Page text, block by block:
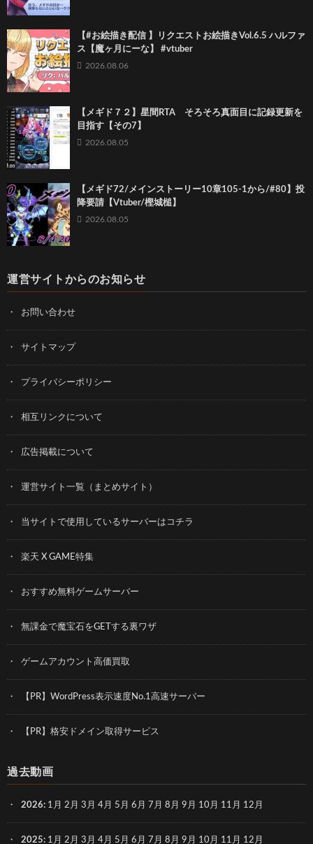
【#お絵描き配信 】リクエストお絵描きVol.6.5 ハルファ
ス【魔ヶ月にーな】 #vtuber
2026.08.06
【メギド７２】星間RTA そろそろ真面目に記録更新を
目指す【その7】
2026.08.05
【メギド72/メインストーリー10章105-1から/#80】投
降要請【Vtuber/樫城槌】
2026.08.05
運営サイトからのお知らせ
お問い合わせ
サイトマップ
プライバシーポリシー
相互リンクについて
広告掲載について
運営サイト一覧（まとめサイト）
当サイトで使用しているサーバーはコチラ
楽天 X GAME特集
おすすめ無料ゲームサーバー
無課金で魔宝石をGETする裏ワザ
ゲームアカウント高価買取
【PR】WordPress表示速度No.1高速サーバー
【PR】格安ドメイン取得サービス
過去動画
2026: 1月 2月 3月 4月 5月 6月 7月 8月 9月 10月 11月 12月
2025: 1月 2月 3月 4月 5月 6月 7月 8月 9月 10月 11月 12月